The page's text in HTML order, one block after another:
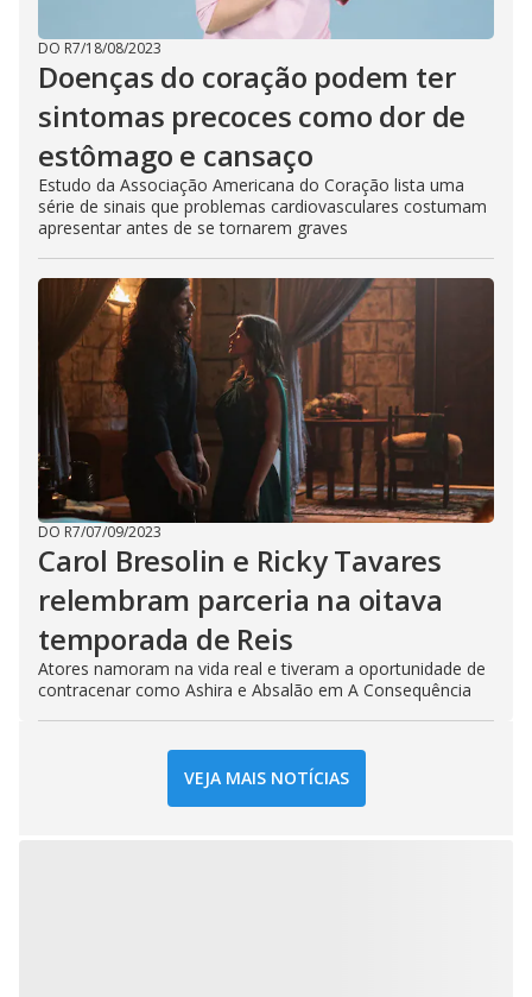
DO R7/18/08/2023
Doenças do coração podem ter
sintomas precoces como dor de
estômago e cansaço
Estudo da Associação Americana do Coração lista uma
série de sinais que problemas cardiovasculares costumam
apresentar antes de se tornarem graves
DO R7/07/09/2023
Carol Bresolin e Ricky Tavares
relembram parceria na oitava
temporada de Reis
Atores namoram na vida real e tiveram a oportunidade de
contracenar como Ashira e Absalão em A Consequência
VEJA MAIS NOTÍCIAS